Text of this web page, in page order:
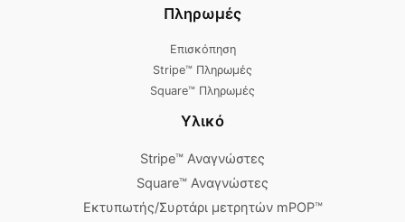
Πληρωμές
Επισκόπηση
Stripe™ Πληρωμές
Square™ Πληρωμές
Υλικό
Stripe™ Αναγνώστες
Square™ Αναγνώστες
Εκτυπωτής/Συρτάρι μετρητών mPOP™